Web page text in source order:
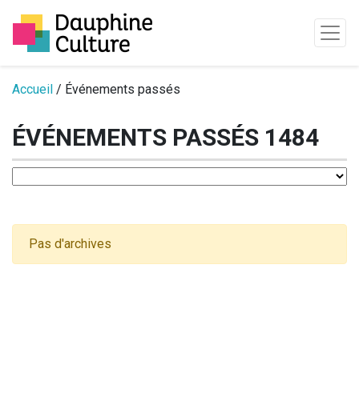
Passer au contenu
Accueil / Événements passés
ÉVÉNEMENTS PASSÉS 1484
Pas d'archives